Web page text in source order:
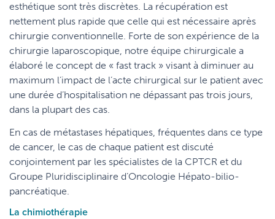
esthétique sont très discrètes. La récupération est
nettement plus rapide que celle qui est nécessaire après
chirurgie conventionnelle. Forte de son expérience de la
chirurgie laparoscopique, notre équipe chirurgicale a
élaboré le concept de « fast track » visant à diminuer au
maximum l’impact de l’acte chirurgical sur le patient avec
une durée d’hospitalisation ne dépassant pas trois jours,
dans la plupart des cas.
En cas de métastases hépatiques, fréquentes dans ce type
de cancer, le cas de chaque patient est discuté
conjointement par les spécialistes de la CPTCR et du
Groupe Pluridisciplinaire d’Oncologie Hépato-bilio-
pancréatique.
La chimiothérapie